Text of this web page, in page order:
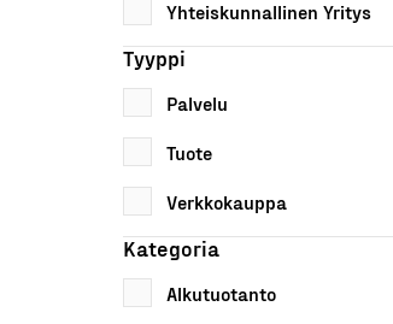
Yhteiskunnallinen Yritys
Tyyppi
Palvelu
Tuote
Verkkokauppa
Kategoria
Alkutuotanto